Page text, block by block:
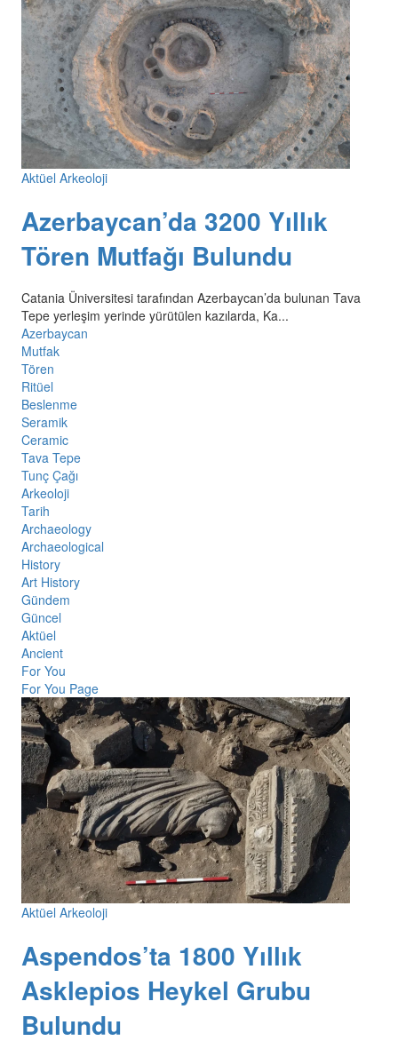
Aktüel Arkeoloji
Azerbaycan’da 3200 Yıllık
Tören Mutfağı Bulundu
Catania Üniversitesi tarafından Azerbaycan’da bulunan Tava
Tepe yerleşim yerinde yürütülen kazılarda, Ka...
Azerbaycan
Mutfak
Tören
Ritüel
Beslenme
Seramik
Ceramic
Tava Tepe
Tunç Çağı
Arkeoloji
Tarih
Archaeology
Archaeological
History
Art History
Gündem
Güncel
Aktüel
Ancient
For You
For You Page
Aktüel Arkeoloji
Aspendos’ta 1800 Yıllık
Asklepios Heykel Grubu
Bulundu